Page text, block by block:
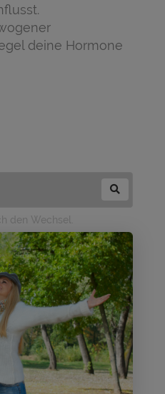
deine Hormone
den Wechsel.